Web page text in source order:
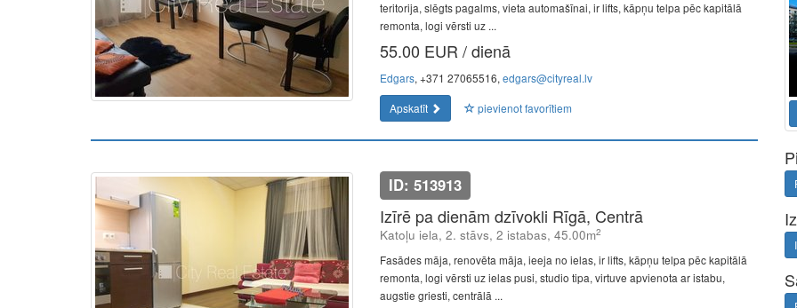
teritorija, slēgts pagalms, vieta automašīnai, ir lifts, kāpņu telpa pēc kapitālā
remonta, logi vērsti uz ...
55.00 EUR / dienā
Edgars, +371 27065516, edgars@cityreal.lv
Apskatīt
pievienot favorītiem
ID: 513913
Izīrē pa dienām dzīvokli Rīgā, Centrā
Katoļu iela, 2. stāvs, 2 istabas, 45.00m2
Fasādes māja, renovēta māja, ieeja no ielas, ir lifts, kāpņu telpa pēc kapitālā
remonta, logi vērsti uz ielas pusi, studio tipa, virtuve apvienota ar istabu,
augstie griesti, centrālā ...